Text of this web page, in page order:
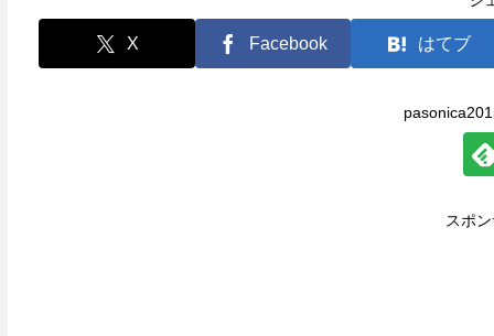
X Facebook はてブ
スポ